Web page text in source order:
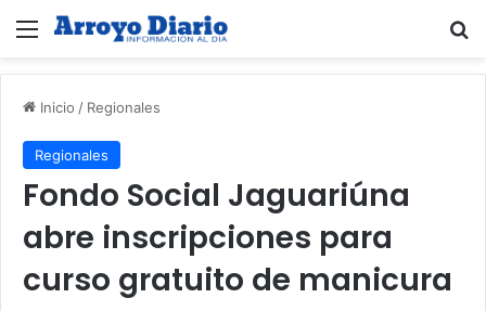
Menú
Inicio / Regionales
Regionales
Fondo Social Jaguariúna
abre inscripciones para
curso gratuito de manicura